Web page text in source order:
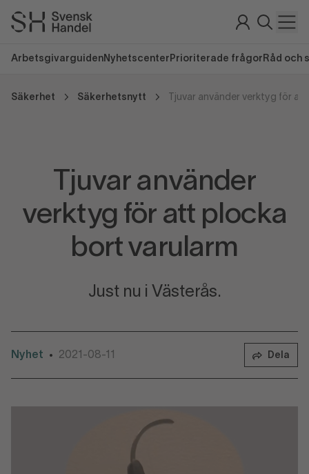
Arbetsgivarguiden Nyhetscenter Prioriterade frågor Råd och
Säkerhet Säkerhetsnytt
Tjuvar använder
verktyg för att plocka
bort varularm
Just nu i Västerås.
Nyhet • 2021-08-11 Dela